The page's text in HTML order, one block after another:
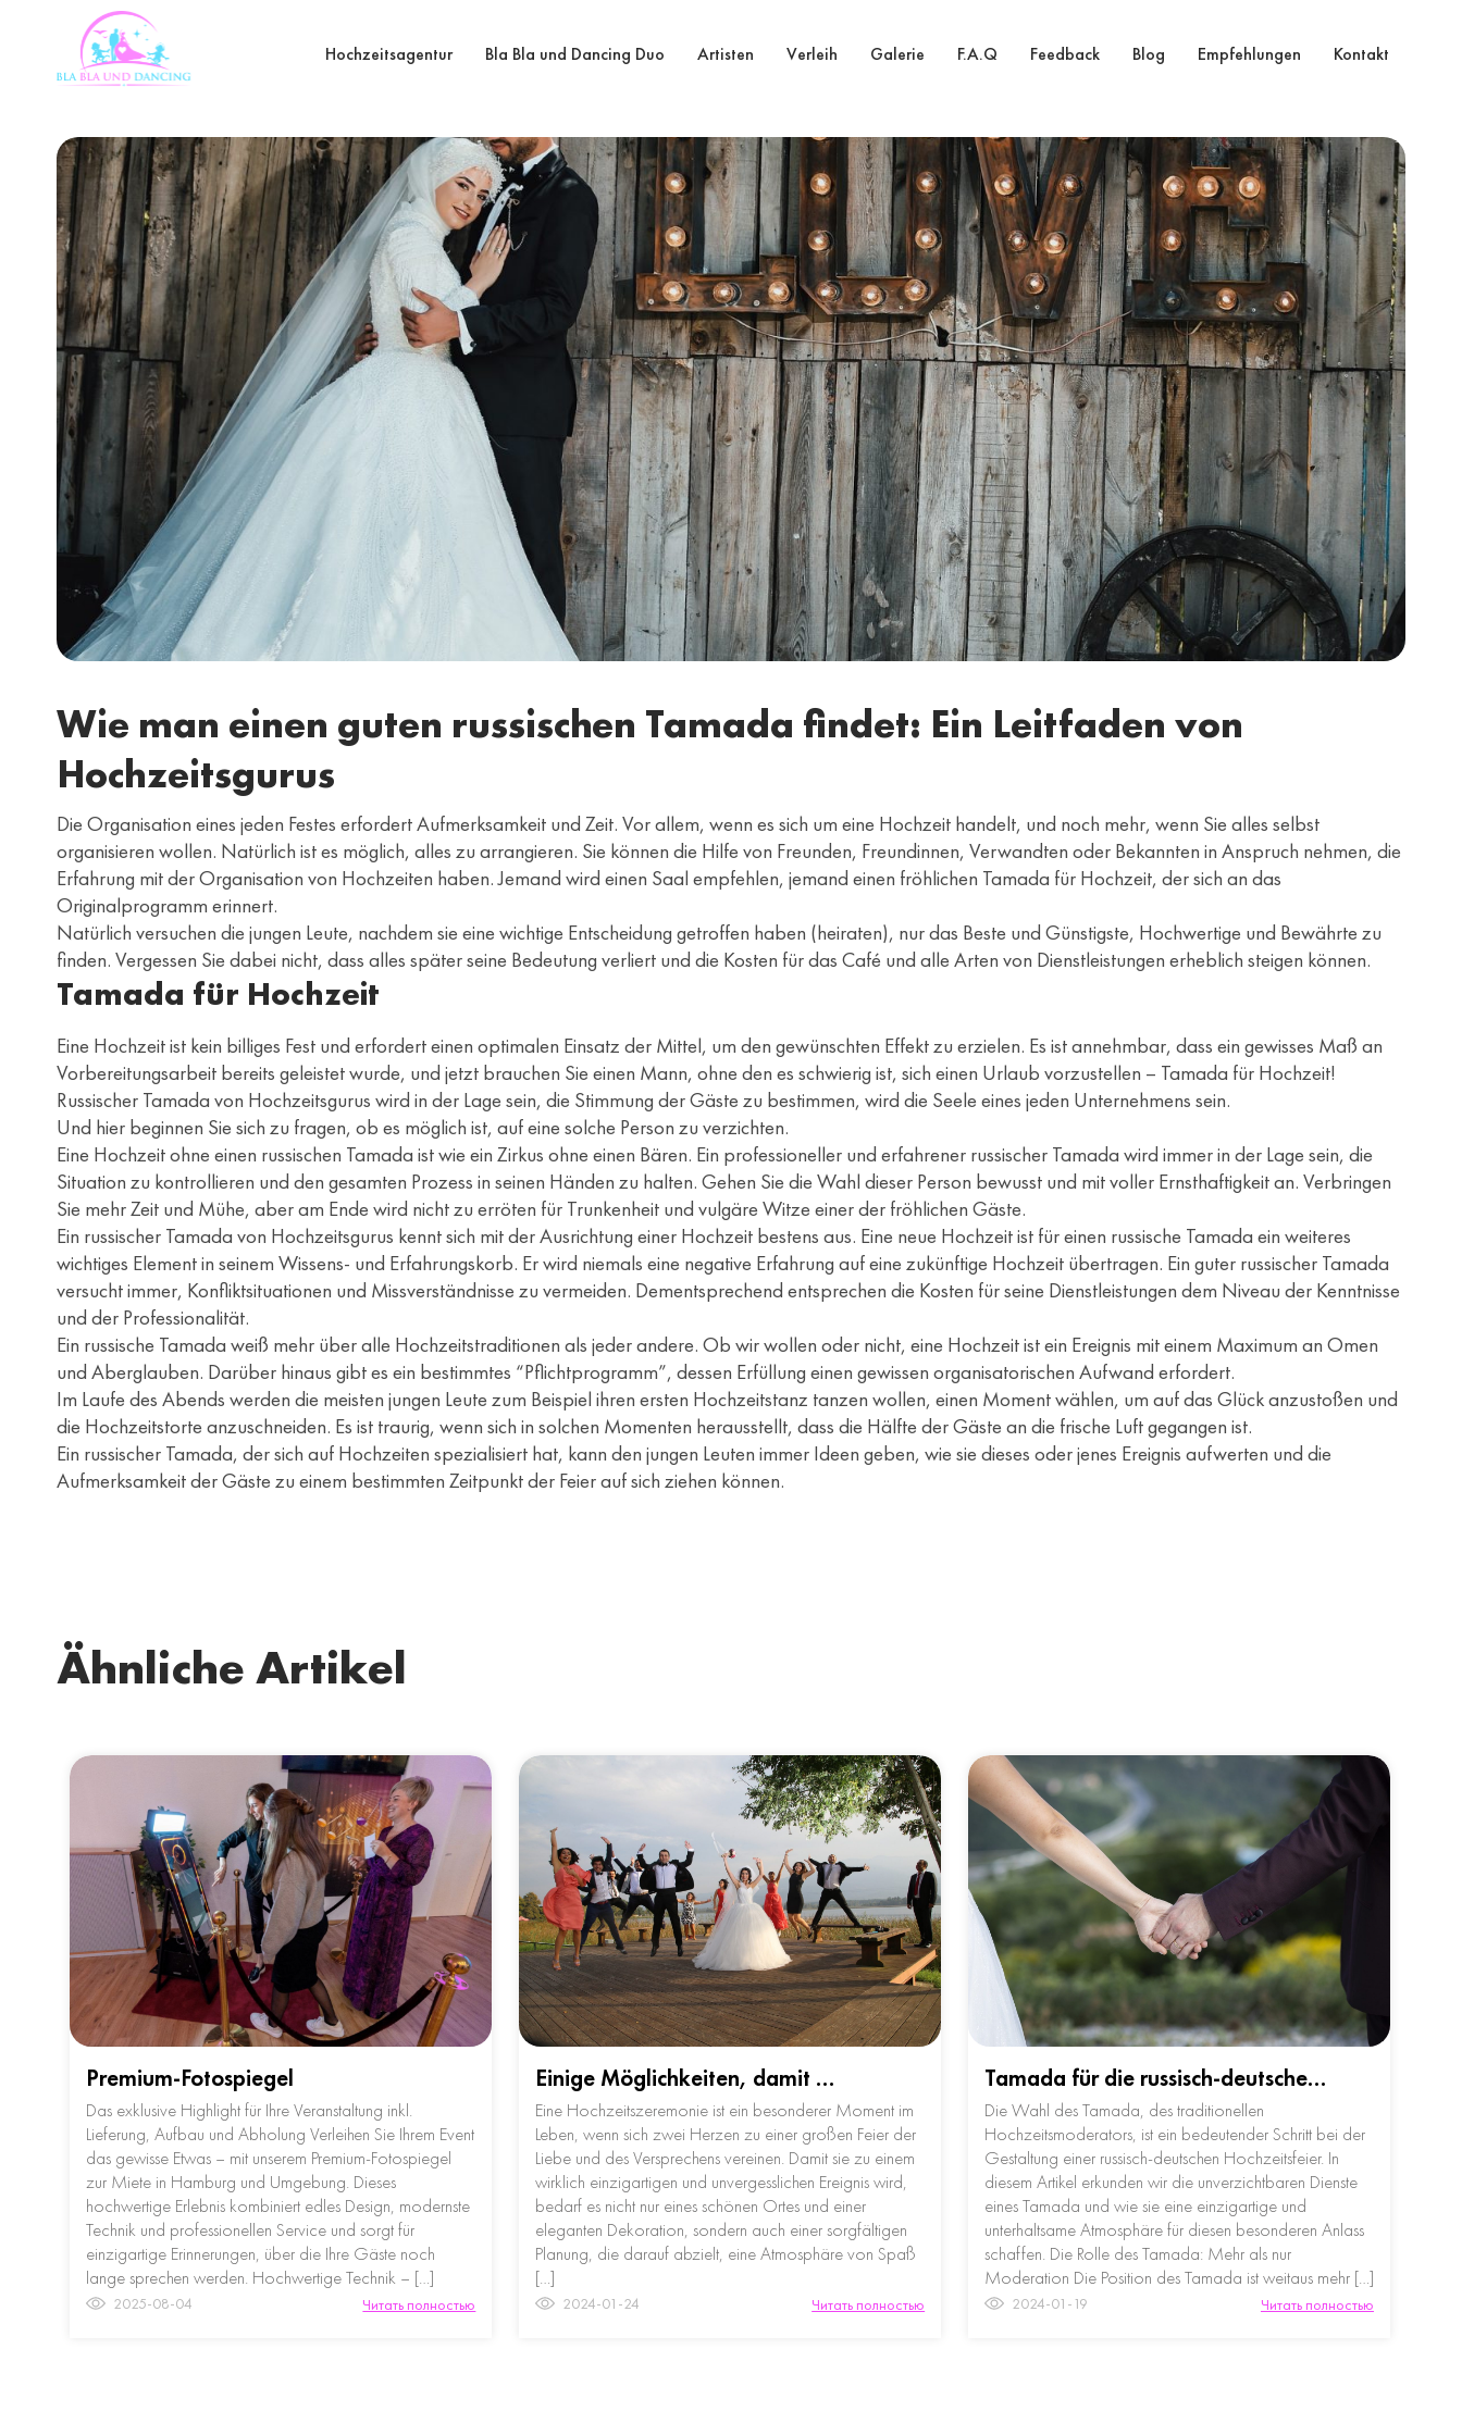
Hochzeitsagentur Bla Bla und Dancing Duo Artisten Verleih Galerie F.A.Q Feedback Blog Empfehlungen Kontakt
Wie man einen guten russischen Tamada findet: Ein Leitfaden von
Hochzeitsgurus
Die Organisation eines jeden Festes erfordert Aufmerksamkeit und Zeit. Vor allem, wenn es sich um eine Hochzeit handelt, und noch mehr, wenn Sie alles selbst
organisieren wollen. Natürlich ist es möglich, alles zu arrangieren. Sie können die Hilfe von Freunden, Freundinnen, Verwandten oder Bekannten in Anspruch nehmen, die
Erfahrung mit der Organisation von Hochzeiten haben. Jemand wird einen Saal empfehlen, jemand einen fröhlichen Tamada für Hochzeit, der sich an das
Originalprogramm erinnert.
Natürlich versuchen die jungen Leute, nachdem sie eine wichtige Entscheidung getroffen haben (heiraten), nur das Beste und Günstigste, Hochwertige und Bewährte zu
finden. Vergessen Sie dabei nicht, dass alles später seine Bedeutung verliert und die Kosten für das Café und alle Arten von Dienstleistungen erheblich steigen können.
Tamada für Hochzeit
Eine Hochzeit ist kein billiges Fest und erfordert einen optimalen Einsatz der Mittel, um den gewünschten Effekt zu erzielen. Es ist annehmbar, dass ein gewisses Maß an
Vorbereitungsarbeit bereits geleistet wurde, und jetzt brauchen Sie einen Mann, ohne den es schwierig ist, sich einen Urlaub vorzustellen – Tamada für Hochzeit!
Russischer Tamada von Hochzeitsgurus wird in der Lage sein, die Stimmung der Gäste zu bestimmen, wird die Seele eines jeden Unternehmens sein.
Und hier beginnen Sie sich zu fragen, ob es möglich ist, auf eine solche Person zu verzichten.
Eine Hochzeit ohne einen russischen Tamada ist wie ein Zirkus ohne einen Bären. Ein professioneller und erfahrener russischer Tamada wird immer in der Lage sein, die
Situation zu kontrollieren und den gesamten Prozess in seinen Händen zu halten. Gehen Sie die Wahl dieser Person bewusst und mit voller Ernsthaftigkeit an. Verbringen
Sie mehr Zeit und Mühe, aber am Ende wird nicht zu erröten für Trunkenheit und vulgäre Witze einer der fröhlichen Gäste.
Ein russischer Tamada von Hochzeitsgurus kennt sich mit der Ausrichtung einer Hochzeit bestens aus. Eine neue Hochzeit ist für einen russische Tamada ein weiteres
wichtiges Element in seinem Wissens- und Erfahrungskorb. Er wird niemals eine negative Erfahrung auf eine zukünftige Hochzeit übertragen. Ein guter russischer Tamada
versucht immer, Konfliktsituationen und Missverständnisse zu vermeiden. Dementsprechend entsprechen die Kosten für seine Dienstleistungen dem Niveau der Kenntnisse
und der Professionalität.
Ein russische Tamada weiß mehr über alle Hochzeitstraditionen als jeder andere. Ob wir wollen oder nicht, eine Hochzeit ist ein Ereignis mit einem Maximum an Omen
und Aberglauben. Darüber hinaus gibt es ein bestimmtes “Pflichtprogramm”, dessen Erfüllung einen gewissen organisatorischen Aufwand erfordert.
Im Laufe des Abends werden die meisten jungen Leute zum Beispiel ihren ersten Hochzeitstanz tanzen wollen, einen Moment wählen, um auf das Glück anzustoßen und
die Hochzeitstorte anzuschneiden. Es ist traurig, wenn sich in solchen Momenten herausstellt, dass die Hälfte der Gäste an die frische Luft gegangen ist.
Ein russischer Tamada, der sich auf Hochzeiten spezialisiert hat, kann den jungen Leuten immer Ideen geben, wie sie dieses oder jenes Ereignis aufwerten und die
Aufmerksamkeit der Gäste zu einem bestimmten Zeitpunkt der Feier auf sich ziehen können.
Ähnliche Artikel
Premium-Fotospiegel
Das exklusive Highlight für Ihre Veranstaltung inkl.
Lieferung, Aufbau und Abholung Verleihen Sie Ihrem Event
das gewisse Etwas – mit unserem Premium-Fotospiegel
zur Miete in Hamburg und Umgebung. Dieses
hochwertige Erlebnis kombiniert edles Design, modernste
Technik und professionellen Service und sorgt für
einzigartige Erinnerungen, über die Ihre Gäste noch
lange sprechen werden. Hochwertige Technik – […]
2025-08-04 Читать полностью
Einige Möglichkeiten, damit …
Eine Hochzeitszeremonie ist ein besonderer Moment im
Leben, wenn sich zwei Herzen zu einer großen Feier der
Liebe und des Versprechens vereinen. Damit sie zu einem
wirklich einzigartigen und unvergesslichen Ereignis wird,
bedarf es nicht nur eines schönen Ortes und einer
eleganten Dekoration, sondern auch einer sorgfältigen
Planung, die darauf abzielt, eine Atmosphäre von Spaß
[…]
2024-01-24 Читать полностью
Tamada für die russisch-deutsche…
Die Wahl des Tamada, des traditionellen
Hochzeitsmoderators, ist ein bedeutender Schritt bei der
Gestaltung einer russisch-deutschen Hochzeitsfeier. In
diesem Artikel erkunden wir die unverzichtbaren Dienste
eines Tamada und wie sie eine einzigartige und
unterhaltsame Atmosphäre für diesen besonderen Anlass
schaffen. Die Rolle des Tamada: Mehr als nur
Moderation Die Position des Tamada ist weitaus mehr […]
2024-01-19 Читать полностью